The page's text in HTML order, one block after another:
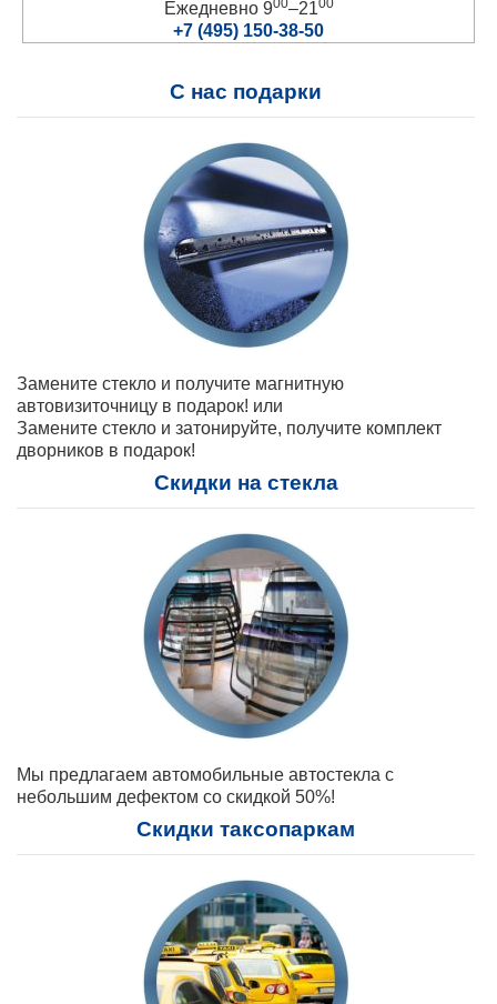
Ежедневно 9 –21
+7 (495) 150-38-50
С нас подарки
Замените стекло и получите магнитную
автовизиточницу в подарок! или
Замените стекло и затонируйте, получите комплект
дворников в подарок!
Скидки на стекла
Мы предлагаем автомобильные автостекла с
небольшим дефектом со скидкой 50%!
Скидки таксопаркам